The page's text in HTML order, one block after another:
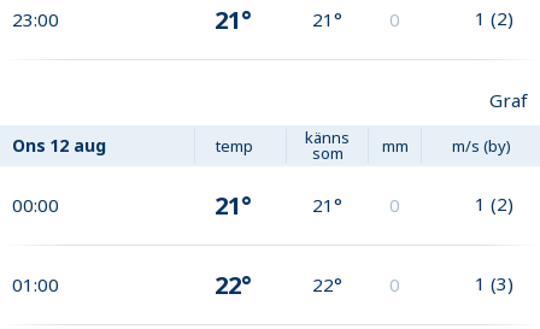
23:00 21° 21° 0 1 (2)
Graf
Ons 12 aug temp känns
som mm m/s (by)
00:00 21° 21° 0 1 (2)
01:00 22° 22° 0 1 (3)